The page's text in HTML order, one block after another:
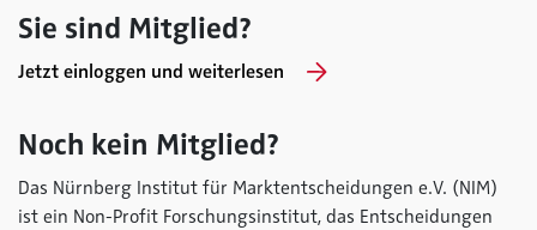
2018 - Technologie (R)evolution beim Konsumenten!?
Melden Sie sich für unseren Newsletter an
Sie sind Mitglied?
Jetzt einloggen und weiterlesen
Noch kein Mitglied?
Das Nürnberg Institut für Marktentscheidungen e.V. (NIM)
ist ein Non-Profit Forschungsinstitut, das Entscheidungen